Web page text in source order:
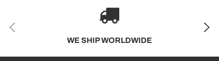
WE SHIP WORLDWIDE